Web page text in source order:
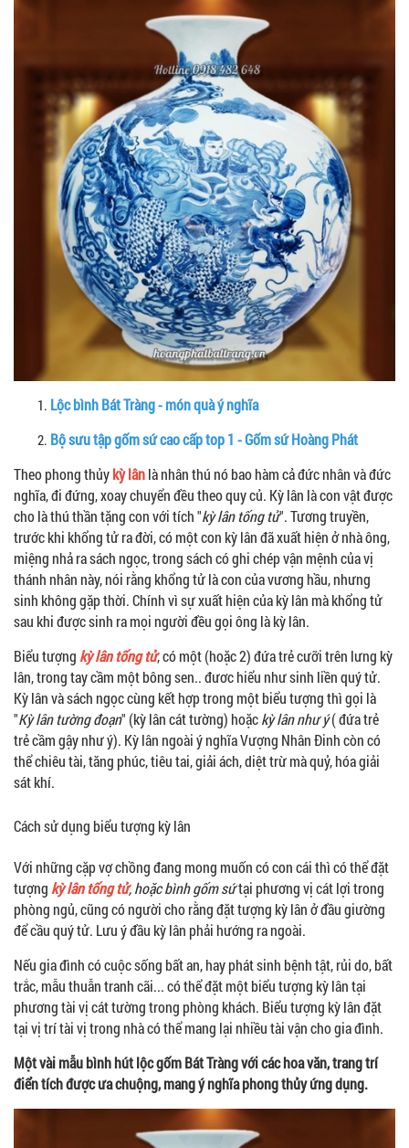
Lộc bình Bát Tràng - món quà ý nghĩa
Bộ sưu tập gốm sứ cao cấp top 1 - Gốm sứ Hoàng Phát
Theo phong thủykỳ lânlà nhân thú nó bao hàm cả đức nhân và đức
nghĩa, đi đứng, xoay chuyển đều theo quy củ. Kỳ lân là con vật được
cho là thú thần tặng con với tích "kỳ lân tống tử". Tương truyền,
trước khi khổng tử ra đời, có một con kỳ lân đã xuất hiện ở nhà ông,
miệng nhả ra sách ngọc, trong sách có ghi chép vận mệnh của vị
thánh nhân này, nói rằng khổng tử là con của vương hầu, nhưng
sinh không gặp thời. Chính vì sự xuất hiện của kỳ lân mà khổng tử
sau khi được sinh ra mọi người đều gọi ông là kỳ lân.
Biểu tượng kỳ lân tống tử, có một (hoặc 2) đứa trẻ cưỡi trên lưng kỳ
lân, trong tay cầm một bông sen.. đươc hiểu như sinh liền quý tử.
Kỳ lân và sách ngọc cùng kết hợp trong một biểu tượng thì gọi là
"Kỳ lân tường đoạn" (kỳ lân cát tường) hoặckỳ lân như ý( đứa trẻ
trẻ cầm gậy như ý). Kỳ lân ngoài ý nghĩa Vượng Nhân Đinh còn có
thể chiêu tài, tăng phúc, tiêu tai, giải ách, diệt trừ mà quỷ, hóa giải
sát khí.
Cách sử dụng biểu tượng kỳ lân
Với những cặp vợ chồng đang mong muốn có con cái thì có thể đặt
tượng kỳ lân tống tử, hoặc bình gốm sứtại phương vị cát lợi trong
phòng ngủ, cũng có người cho rằng đặt tượng kỳ lân ở đầu giường
để cầu quý tử. Lưu ý đầu kỳ lân phải hướng ra ngoài.
Nếu gia đình có cuộc sống bất an, hay phát sinh bệnh tật, rủi do, bất
trắc, mẫu thuẫn tranh cãi... có thể đặt một biểu tượng kỳ lân tại
phương tài vị cát tường trong phòng khách. Biểu tượng kỳ lân đặt
tại vị trí tài vị trong nhà có thể mang lại nhiều tài vận cho gia đình.
Một vài mẫu bình hút lộc gốm Bát Tràng với các hoa văn, trang trí
điển tích được ưa chuộng, mang ý nghĩa phong thủy ứng dụng.